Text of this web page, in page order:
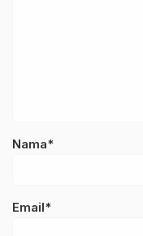
Nama*
Email*